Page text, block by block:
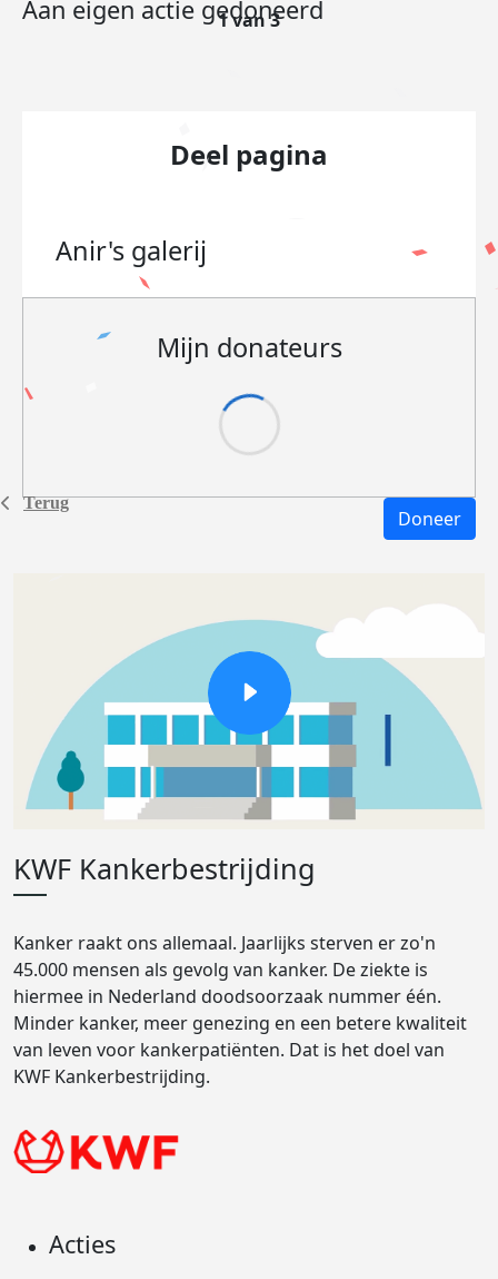
Terug
Aan eigen actie gedoneerd
1 van 3
Deel pagina
Anir's galerij
Mijn donateurs
Doneer
KWF Kankerbestrijding
Kanker raakt ons allemaal. Jaarlijks sterven er zo'n
45.000 mensen als gevolg van kanker. De ziekte is
hiermee in Nederland doodsoorzaak nummer één.
Minder kanker, meer genezing en een betere kwaliteit
van leven voor kankerpatiënten. Dat is het doel van
KWF Kankerbestrijding.
Acties